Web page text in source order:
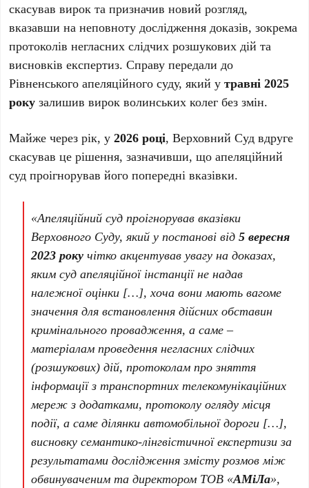
скасував вирок та призначив новий розгляд,
вказавши на неповноту дослідження доказів, зокрема
протоколів негласних слідчих розшукових дій та
висновків експертиз. Справу передали до
Рівненського апеляційного суду, який утравні 2025
року залишив вирок волинських колег без змін.
Майже через рік, у2026 році, Верховний Суд вдруге
скасував це рішення, зазначивши, що апеляційний
суд проігнорував його попередні вказівки.
«Апеляційний суд проігнорував вказівки
Верховного Суду, який у постанові від5 вересня
2023 року чітко акцентував увагу на доказах,
яким суд апеляційної інстанції не надав
належної оцінки […], хоча вони мають вагоме
значення для встановлення дійсних обставин
кримінального провадження, а саме –
матеріалам проведення негласних слідчих
(розшукових) дій, протоколам про зняття
інформації з транспортних телекомунікаційних
мереж з додатками, протоколу огляду місця
події, а саме ділянки автомобільної дороги […],
висновку семантико-лінгвістичної експертизи за
результатами дослідження змісту розмов між
обвинуваченим та директором ТОВ «АМіЛа»,